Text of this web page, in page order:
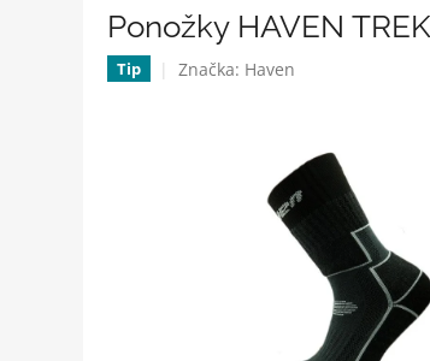
Ponožky HAVEN
Tip Značka: Haven